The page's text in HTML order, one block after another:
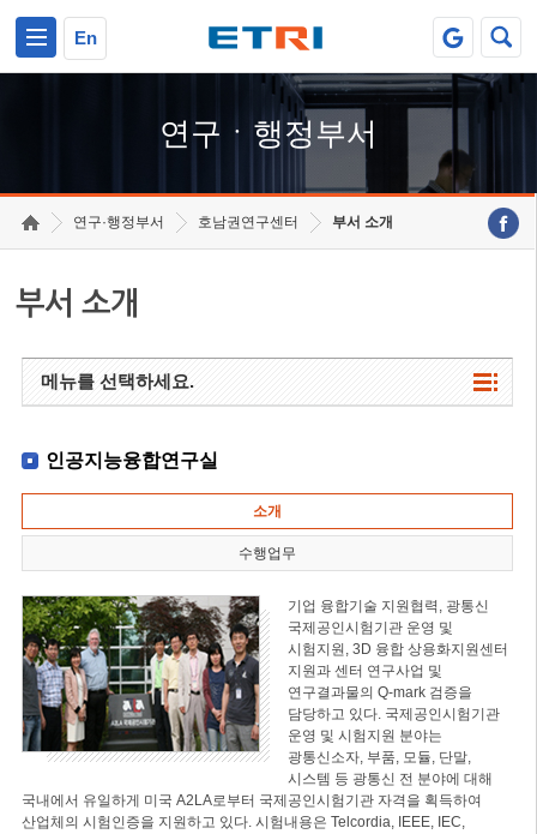
En
연구ㆍ행정부서
연구·행정부서 호남권연구센터 부서 소개
부서 소개
메뉴를 선택하세요.
인공지능융합연구실
소개
수행업무
기업 융합기술 지원협력, 광통신
국제공인시험기관 운영 및
시험지원, 3D 융합 상용화지원센터
지원과 센터 연구사업 및
연구결과물의 Q-mark 검증을
담당하고 있다. 국제공인시험기관
운영 및 시험지원 분야는
광통신소자, 부품, 모듈, 단말,
시스템 등 광통신 전 분야에 대해
국내에서 유일하게 미국 A2LA로부터 국제공인시험기관 자격을 획득하여
산업체의 시험인증을 지원하고 있다. 시험내용은 Telcordia, IEEE, IEC,